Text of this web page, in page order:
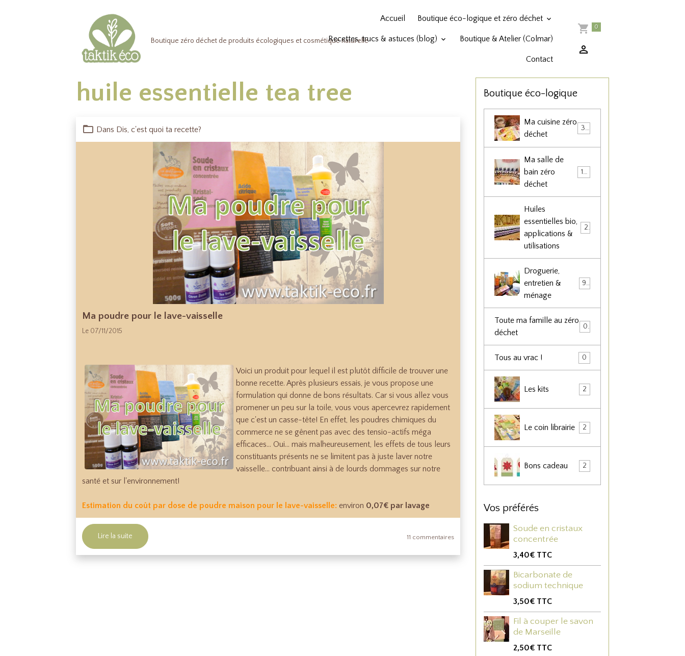
Boutique zéro déchet de produits écologiques et cosmétique naturelle
Accueil Boutique éco-logique et zéro déchet
Recettes, trucs & astuces (blog) Boutique & Atelier (Colmar)
Contact
0
huile essentielle tea tree
Dans Dis, c'est quoi ta recette?
Ma poudre pour le lave-vaisselle
Le 07/11/2015
Voici un produit pour lequel il est plutôt difficile de trouver une
bonne recette. Après plusieurs essais, je vous propose une
formulation qui donne de bons résultats. Car si vous allez vous
promener un peu sur la toile, vous vous apercevrez rapidement
que c'est un casse-tête! En effet, les poudres chimiques du
commerce ne se gênent pas avec des tensio-actifs méga
efficaces... Oui... mais malheureusement, les effets de tous leurs
constituants présents ne se limitent pas à juste laver notre
vaisselle... contribuant ainsi à de lourds dommages sur notre
santé et sur l'environnement!
Estimation du coût par dose de poudre maison pour le lave-vaisselle: environ 0,07€ par lavage
Lire la suite 11 commentaires
Boutique éco-logique
Ma cuisine zéro
déchet
36
Ma salle de
bain zéro
déchet
102
Huiles
essentielles bio,
applications &
utilisations
22
Droguerie,
entretien &
ménage
90
Toute ma famille au zéro
déchet
0
Tous au vrac ! 0
Les kits 2
Le coin librairie 2
Bons cadeau 2
Vos préférés
Soude en cristaux
concentrée
3,40€ TTC
Bicarbonate de
sodium technique
3,50€ TTC
Fil à couper le savon
de Marseille
2,50€ TTC